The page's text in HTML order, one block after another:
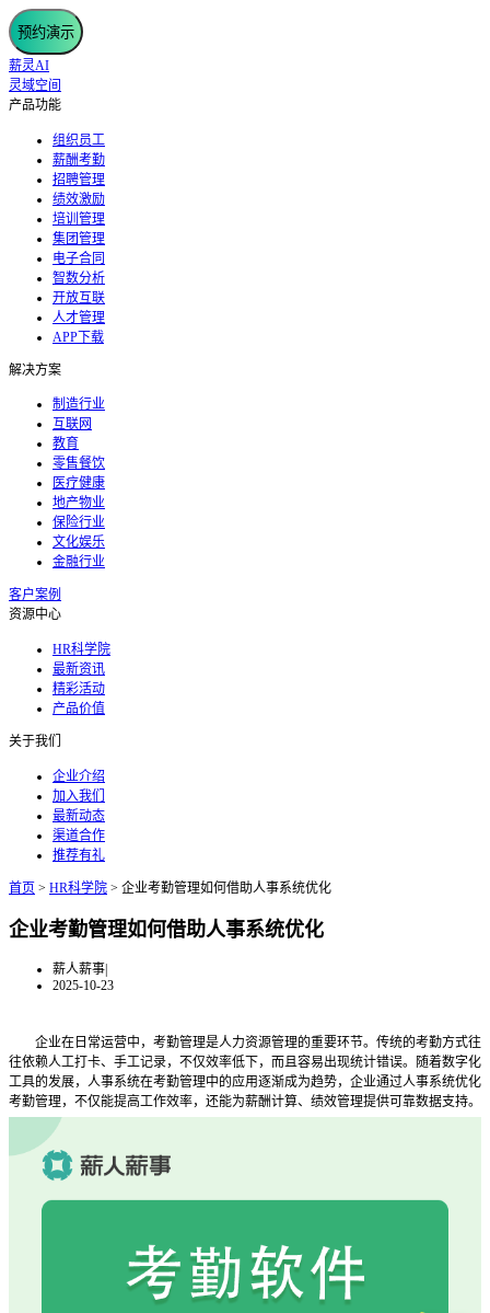
预约演示
薪灵AI
灵域空间
产品功能
组织员工
薪酬考勤
招聘管理
绩效激励
培训管理
集团管理
电子合同
智数分析
开放互联
人才管理
APP下载
解决方案
制造行业
互联网
教育
零售餐饮
医疗健康
地产物业
保险行业
文化娱乐
金融行业
客户案例
资源中心
HR科学院
最新资讯
精彩活动
产品价值
关于我们
企业介绍
加入我们
最新动态
渠道合作
推荐有礼
首页 > HR科学院 > 企业考勤管理如何借助人事系统优化
企业考勤管理如何借助人事系统优化
薪人薪事|
2025-10-23
企业在日常运营中，考勤管理是人力资源管理的重要环节。传统的考勤方式往
往依赖人工打卡、手工记录，不仅效率低下，而且容易出现统计错误。随着数字化
工具的发展，人事系统在考勤管理中的应用逐渐成为趋势，企业通过人事系统优化
考勤管理，不仅能提高工作效率，还能为薪酬计算、绩效管理提供可靠数据支持。